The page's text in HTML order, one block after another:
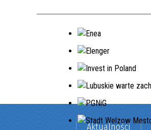
Aktualności